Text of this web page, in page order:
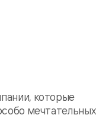
которые
мечтательных